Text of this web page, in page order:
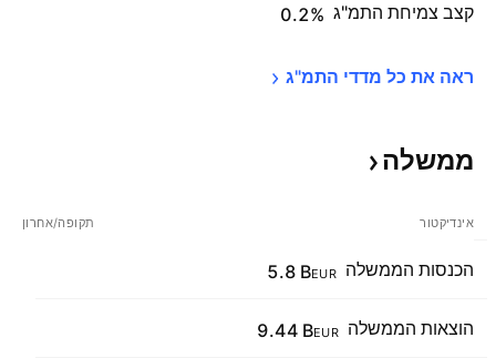
קצב צמיחת התמ"ג 0.2%
ראה את כל מדדי התמ"ג
ממשלה
אינדיקטור תקופה/אחרון
הכנסות הממשלה 5.8 BEUR
הוצאות הממשלה 9.44 BEUR